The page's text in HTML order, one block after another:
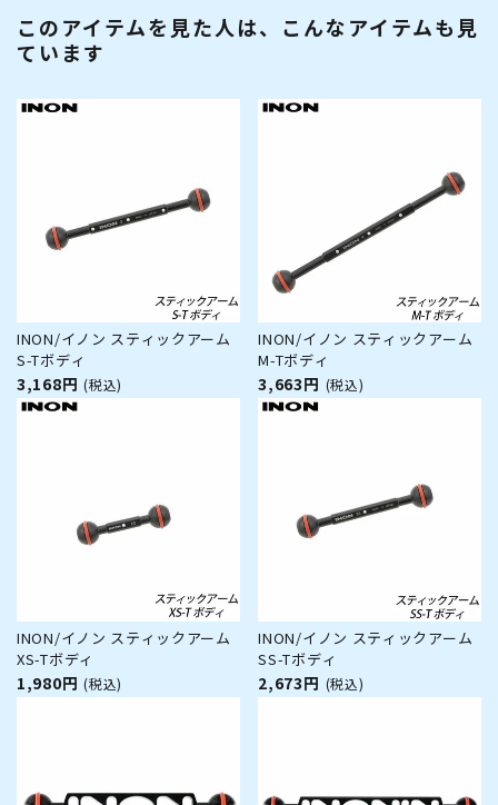
このアイテムを見た人は、こんなアイテムも見
ています
INON/イノン スティックアーム
S-Tボディ
3,168円 (税込)
INON/イノン スティックアーム
M-Tボディ
3,663円 (税込)
INON/イノン スティックアーム
XS-Tボディ
1,980円 (税込)
INON/イノン スティックアーム
SS-Tボディ
2,673円 (税込)